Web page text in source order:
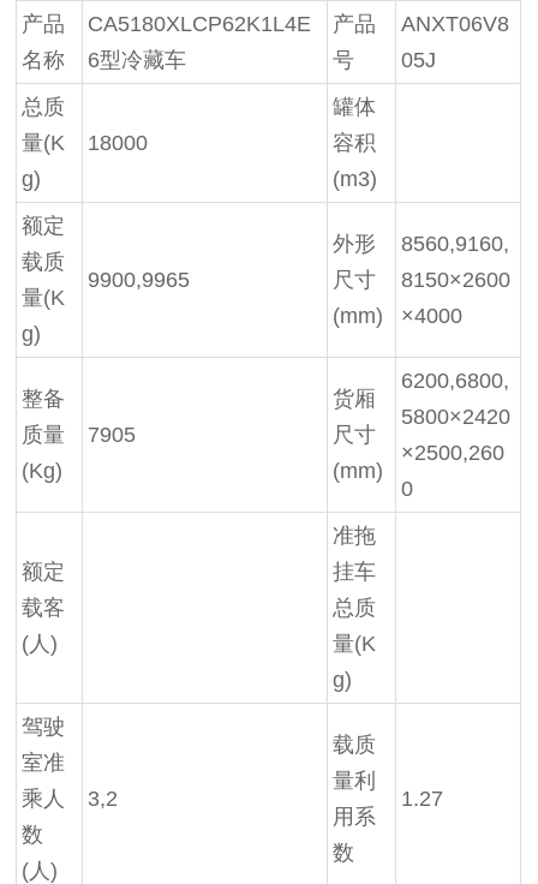
产品
名称
CA5180XLCP62K1L4E
6型冷藏车
产品
号
ANXT06V8
05J
总质
量(K
g)
18000
罐体
容积
(m3)
额定
载质
量(K
g)
9900,9965
外形
尺寸
(mm)
8560,9160,
8150×2600
×4000
整备
质量
(Kg)
7905
货厢
尺寸
(mm)
6200,6800,
5800×2420
×2500,260
0
额定
载客
(人)
准拖
挂车
总质
量(K
g)
驾驶
室准
乘人
数
(人)
3,2
载质
量利
用系
数
1.27